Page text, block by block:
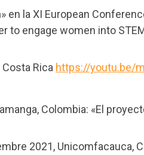
en la XI European
to engage women into
Rica https://youtu.be/
Colombia: «El
2021, Unicomfacauca,